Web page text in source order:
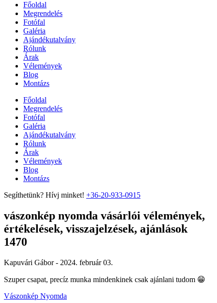
Főoldal
Megrendelés
Fotófal
Galéria
Ajándékutalvány
Rólunk
Árak
Vélemények
Blog
Montázs
Főoldal
Megrendelés
Fotófal
Galéria
Ajándékutalvány
Rólunk
Árak
Vélemények
Blog
Montázs
Segíthetünk? Hívj minket! +36-20-933-0915
vászonkép nyomda vásárlói vélemények,
értékelések, visszajelzések, ajánlások
1470
Kapuvári Gábor - 2024. február 03.
Szuper csapat, precíz munka mindenkinek csak ajánlani tudom 😁
Vászonkép Nyomda